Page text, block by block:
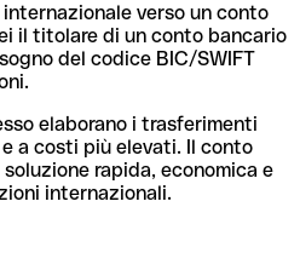
verso un conto
il titolare di un conto bancario
del codice BIC/SWIFT
elaborano i trasferimenti
a costi più elevati. Il conto
rapida, economica e
internazionali.